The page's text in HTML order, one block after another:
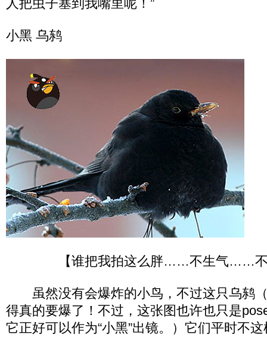
人把虫子塞到我嘴里呢！”
小黑 乌鸫
【谁把我拍这么胖……不生气……
虽然没有会爆炸的小鸟，不过这只乌鸫（
得真的要爆了！不过，这张图也许也只是
它正好可以作为“小黑”出镜。）它们平时不